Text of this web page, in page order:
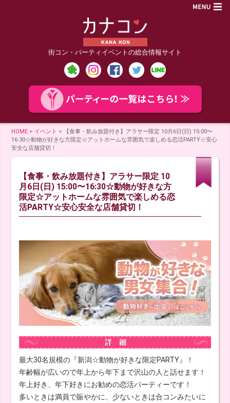
街コン・パーティイベントの総合情報サイト
HOME > イベント >
【食事・飲み放題付き】アラサー限定 10月6日(日) 15:00〜
16:30☆動物が好きな方限定☆アットホームな雰囲気で楽しめる恋活PARTY☆安心
安全な店舗貸切！
【食事・飲み放題付き】アラサー限定 10
月6日(日) 15:00〜16:30☆動物が好きな方
限定☆アットホームな雰囲気で楽しめる恋
活PARTY☆安心安全な店舗貸切！
最大30名規模の『新潟☆動物が好きな限定PARTY』！
年齢幅が広いので年上から年下まで沢山の人と話せます！
年上好き、年下好きにお勧めの恋活パーティーです！
多いときは満員で賑やかに、少ないときは合コンみたいに